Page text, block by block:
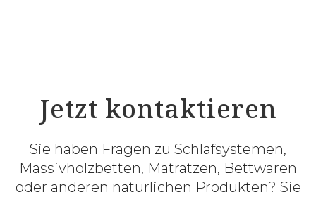
Jetzt kontaktieren
Sie haben Fragen zu Schlafsystemen,
Massivholzbetten, Matratzen, Bettwaren
oder anderen natürlichen Produkten? Sie